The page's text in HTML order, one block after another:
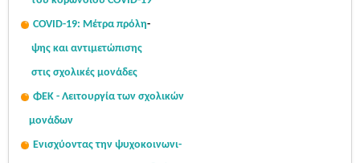
COVID-19: Μέτρα πρόλη-
ψης και αντιμετώπισης
στις σχολικές μονάδες
ΦΕΚ - Λειτουργία των σχολικών
μονάδων
Ενισχύοντας την ψυχοκοινωνι-